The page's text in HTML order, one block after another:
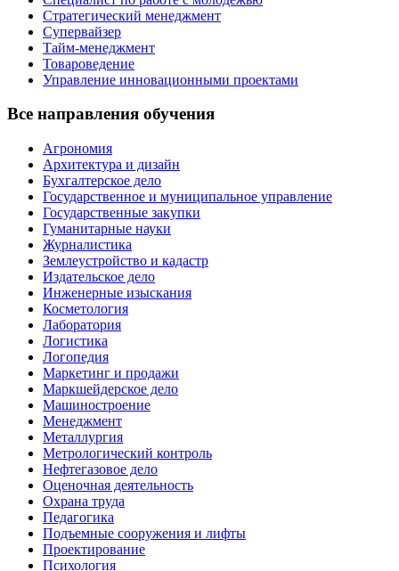
Стратегический менеджмент
Супервайзер
Тайм-менеджмент
Товароведение
Управление инновационными проектами
Все направления обучения
Агрономия
Архитектура и дизайн
Бухгалтерское дело
Государственное и муниципальное управление
Государственные закупки
Гуманитарные науки
Журналистика
Землеустройство и кадастр
Издательское дело
Инженерные изыскания
Косметология
Лаборатория
Логистика
Логопедия
Маркетинг и продажи
Маркшейдерское дело
Машиностроение
Менеджмент
Металлургия
Метрологический контроль
Нефтегазовое дело
Оценочная деятельность
Охрана труда
Педагогика
Подъемные сооружения и лифты
Проектирование
Психология